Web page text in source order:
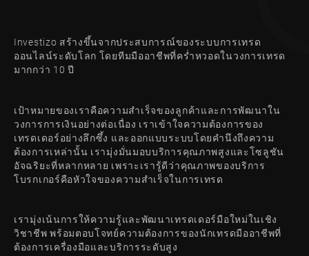
Investizo สร้างขึ้นจากประสบการณ์ของระบบการเทรด
ออนไลน์ระดับโลก โดยทีมมืออาชีพที่คร่ำหวอดในวงการเทรด
มากกว่า 10 ปี
เป้าหมายของเราคือความสำเร็จของลูกค้าและการพัฒนาใน
วงการการเงินอย่างต่อเนื่อง เราเข้าใจความต้องการของ
เทรดเดอร์อย่างลึกซึ้ง และออกแบบระบบโดยคำนึงถึงความ
ต้องการเหล่านั้น เรามุ่งมั่นมอบบริการคุณภาพสูงและโซลูชัน
อัจฉริยะที่หลากหลาย เพราะเรารู้ดีว่าคุณภาพของบริการ
โบรกเกอร์คือหัวใจของความสำเร็จในการเทรด
เรามุ่งเน้นการให้ความรู้และพัฒนาเทรดเดอร์มือใหม่ในเชิง
วิชาชีพ พร้อมตอบโจทย์ความต้องการของนักเทรดมืออาชีพที่
ต้องการเครื่องมือและบริการระดับสูง